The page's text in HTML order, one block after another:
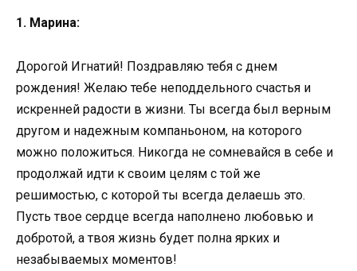
1. Марина:
Дорогой Игнатий! Поздравляю тебя с днем
рождения! Желаю тебе неподдельного счастья и
искренней радости в жизни. Ты всегда был верным
другом и надежным компаньоном, на которого
можно положиться. Никогда не сомневайся в себе и
продолжай идти к своим целям с той же
решимостью, с которой ты всегда делаешь это.
Пусть твое сердце всегда наполнено любовью и
добротой, а твоя жизнь будет полна ярких и
незабываемых моментов!